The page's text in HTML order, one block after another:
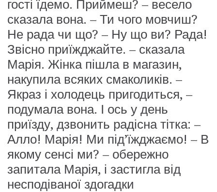
гості їдемо. Приймеш? – весело
сказала вона. – Ти чого мовчиш?
Не рада чи що? – Ну що ви? Рада!
Звісно приїжджайте. – сказала
Марія. Жінка пішла в магазин,
накупила всяких смаколиків. –
Якраз і холодець пригодиться, –
подумала вона. І ось у день
приїзду, дзвонить радісна тітка: –
Алло! Марія! Ми під’їжджаємо! – В
якому сенсі ми? – обережно
запитала Марія, і застигла від
несподіваної здогадки